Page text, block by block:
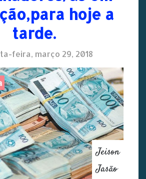
hoje a
tarde.
feira, março 29, 2018
Jeison
Jasão